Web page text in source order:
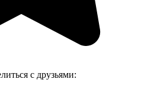
с друзьями: